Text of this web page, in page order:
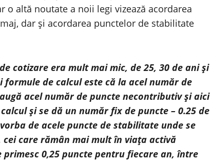
o altă noutate a noii legi vizează acordarea
dar şi acordarea punctelor de stabilitate
cotizare era mult mai mic, de 25, 30 de ani şi
de calcul este că la acel număr de
acel număr de puncte necontributiv şi aici
şi se dă un număr fix de puncte – 0.25 de
de acele puncte de stabilitate unde se
care rămân mai mult în viaţa activă
0,25 puncte pentru fiecare an, între